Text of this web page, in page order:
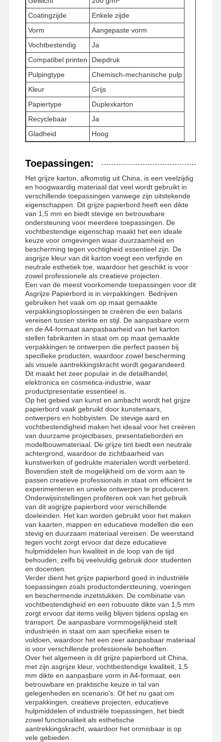
Coatingzijde
Enkele zijde
Vorm
Aangepaste vorm
Vochtbestendig
Ja
Compatibel printen
Diepdruk
Pulpingtype
Chemisch-mechanische pulp
Kleur
Grijs
Papiertype
Duplexkarton
Recyclebaar
Ja
Gladheid
Hoog
Toepassingen:
Het grijze karton, afkomstig uit China, is een veelzijdig
en hoogwaardig materiaal dat veel wordt gebruikt in
verschillende toepassingen vanwege zijn uitstekende
eigenschappen. Dit grijze papierbord heeft een dikte
van 1,5 mm en biedt stevige en betrouwbare
ondersteuning voor meerdere toepassingen. De
vochtbestendige eigenschap maakt het een ideale
keuze voor omgevingen waar duurzaamheid en
bescherming tegen vochtigheid essentieel zijn. De
asgrijze kleur van dit karton voegt een verfijnde en
neutrale esthetiek toe, waardoor het geschikt is voor
zowel professionele als creatieve projecten.
Een van de meest voorkomende toepassingen voor dit
Asgrijze Papierbord is in verpakkingen. Bedrijven
gebruiken het vaak om op maat gemaakte
verpakkingsoplossingen te creëren die een balans
vereisen tussen sterkte en stijl. De aanpasbare vorm
en de A4-formaat aanpasbaarheid van het karton
stellen fabrikanten in staat om op maat gemaakte
verpakkingen te ontwerpen die perfect passen bij
specifieke producten, waardoor zowel bescherming
als visuele aantrekkingskracht wordt gegarandeerd.
Dit maakt het zeer populair in de detailhandel,
elektronica en cosmetica-industrie, waar
productpresentatie essentieel is.
Op het gebied van kunst en ambacht wordt het grijze
papierbord vaak gebruikt door kunstenaars,
ontwerpers en hobbyisten. De stevige aard en
vochtbestendigheid maken het ideaal voor het creëren
van duurzame projectbases, presentatieborden en
modelbouwmateriaal. De grijze tint biedt een neutrale
achtergrond, waardoor de zichtbaarheid van
kunstwerken of gedrukte materialen wordt verbeterd.
Bovendien stelt de mogelijkheid om de vorm aan te
passen creatieve professionals in staat om efficiënt te
experimenteren en unieke ontwerpen te produceren.
Onderwijsinstellingen profiteren ook van het gebruik
van dit asgrijze papierbord voor verschillende
doeleinden. Het kan worden gebruikt voor het maken
van kaarten, mappen en educatieve modellen die een
stevig en duurzaam materiaal vereisen. De weerstand
tegen vocht zorgt ervoor dat deze educatieve
hulpmiddelen hun kwaliteit in de loop van de tijd
behouden, zelfs bij veelvuldig gebruik door studenten
en docenten.
Verder dient het grijze papierbord goed in industriële
toepassingen zoals productondersteuning, voeringen
en beschermende inzetstukken. De combinatie van
vochtbestendigheid en een robuuste dikte van 1,5 mm
zorgt ervoor dat items veilig blijven tijdens opslag en
transport. De aanpasbare vormmogelijkheid stelt
industrieën in staat om aan specifieke eisen te
voldoen, waardoor het een zeer aanpasbaar materiaal
is voor verschillende professionele behoeften.
Over het algemeen is dit grijze papierbord uit China,
met zijn asgrijze kleur, vochtbestendige kwaliteit, 1,5
mm dikte en aanpasbare vorm in A4-formaat, een
betrouwbare en praktische keuze in tal van
gelegenheden en scenario's. Of het nu gaat om
verpakkingen, creatieve projecten, educatieve
hulpmiddelen of industriële toepassingen, het biedt
zowel functionaliteit als esthetische
aantrekkingskracht, waardoor het onmisbaar is op
vele gebieden.